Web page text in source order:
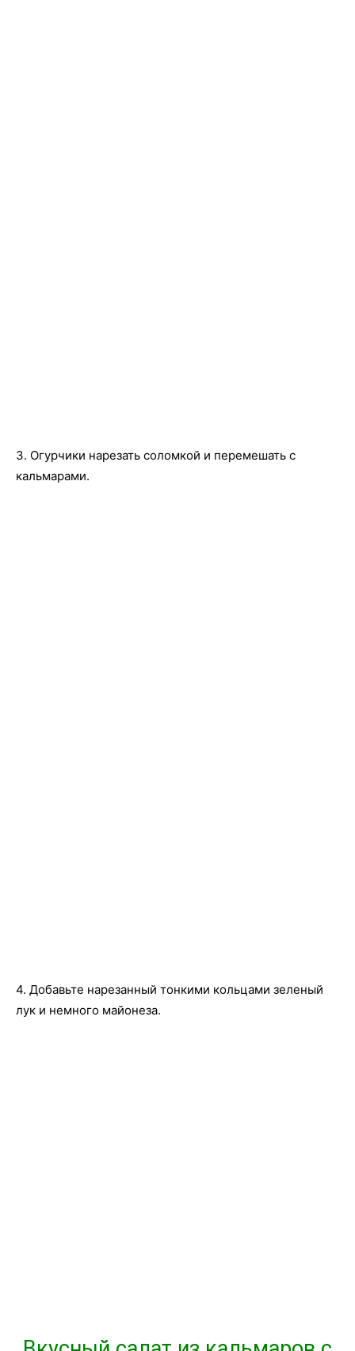
3. Огурчики нарезать соломкой и перемешать с
кальмарами.
4. Добавьте нарезанный тонкими кольцами зеленый
лук и немного майонеза.